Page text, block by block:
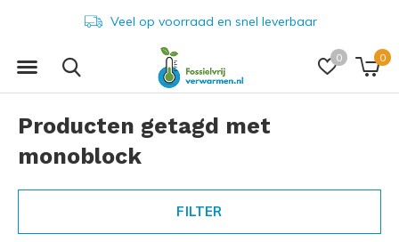
0 0
Veel op voorraad en snel leverbaar
Producten getagd met
monoblock
FILTER